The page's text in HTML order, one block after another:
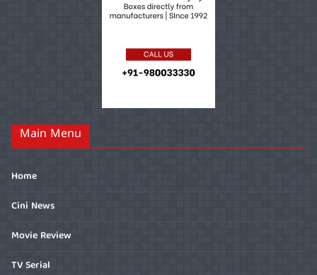
Main Menu
Home
Cini News
Movie Review
TV Serial